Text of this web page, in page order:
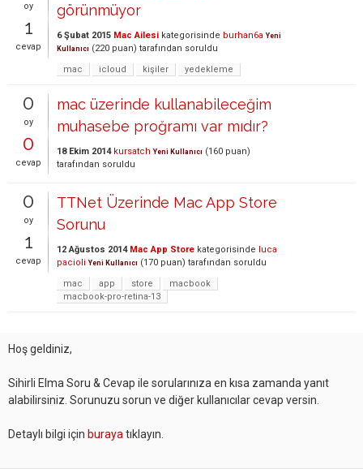
oy
1
cevap
görünmüyor
6 Şubat 2015 Mac Ailesi kategorisinde burhan6a Yeni
Kullanıcı (220 puan) tarafından soruldu
mac
icloud kişiler yedekleme
0
oy
0
cevap
mac üzerinde kullanabileceğim
muhasebe proğramı var mıdır?
18 Ekim 2014 kursatch Yeni Kullanıcı (160 puan)
tarafından soruldu
0
oy
1
cevap
TTNet Üzerinde Mac App Store
Sorunu
12 Ağustos 2014 Mac App Store kategorisinde luca
pacioli Yeni Kullanıcı (170 puan) tarafından soruldu
mac
app store
macbook
macbook-pro-retina-13
Hoş geldiniz,
Sihirli Elma Soru & Cevap ile sorularınıza en kısa zamanda yanıt
alabilirsiniz. Sorunuzu sorun ve diğer kullanıcılar cevap versin.
Detaylı bilgi için buraya tıklayın.